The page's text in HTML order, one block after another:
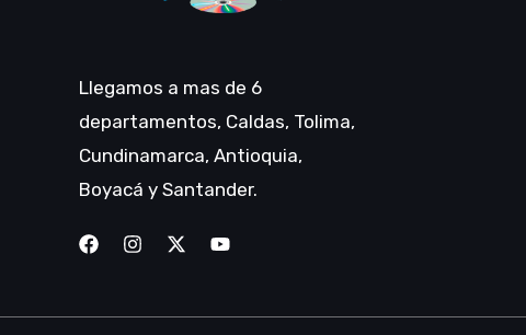
Llegamos a mas de 6
departamentos, Caldas, Tolima,
Cundinamarca, Antioquia,
Boyacá y Santander.